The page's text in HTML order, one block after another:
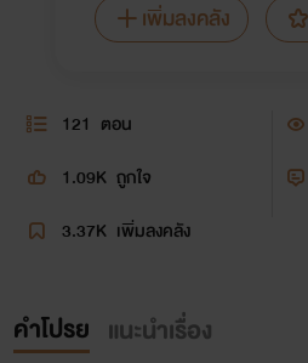
เพิ่มลงคลัง
121 ตอน
1.09K ถูกใจ
3.37K เพิ่มลงคลัง
คำโปรย แนะนำเรื่อง